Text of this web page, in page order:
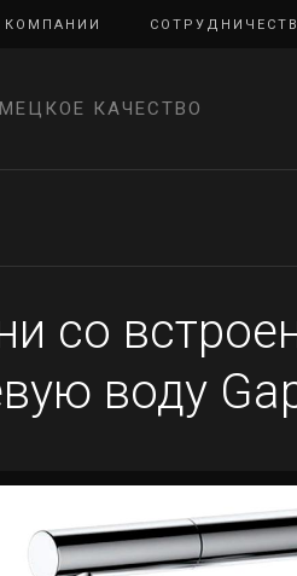
КОМПАНИИ
КАЧЕСТВО
со
воду